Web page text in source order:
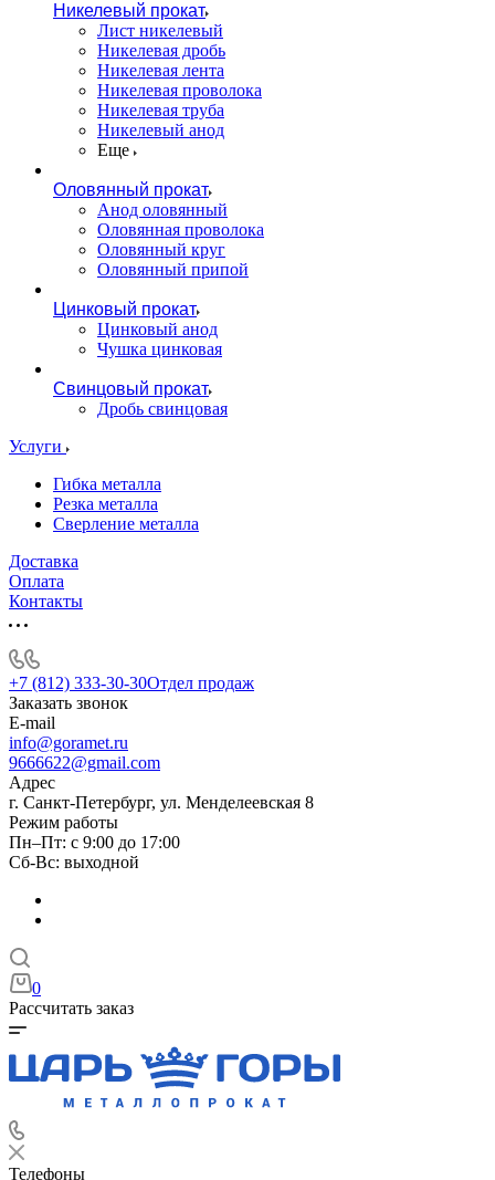
Никелевый прокат
Лист никелевый
Никелевая дробь
Никелевая лента
Никелевая проволока
Никелевая труба
Никелевый анод
Еще
Оловянный прокат
Анод оловянный
Оловянная проволока
Оловянный круг
Оловянный припой
Цинковый прокат
Цинковый анод
Чушка цинковая
Свинцовый прокат
Дробь свинцовая
Услуги
Гибка металла
Резка металла
Сверление металла
Доставка
Оплата
Контакты
+7 (812) 333-30-30Отдел продаж
Заказать звонок
E-mail
info@goramet.ru
9666622@gmail.com
Адрес
г. Санкт-Петербург, ул. Менделеевская 8
Режим работы
Пн–Пт: с 9:00 до 17:00
Сб-Вс: выходной
0
Рассчитать заказ
Телефоны